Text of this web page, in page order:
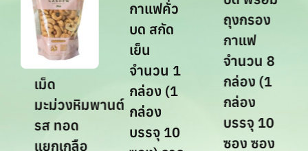
เม็ด
มะม่วงหิมพานต์
รส ทอด
กาแฟคั่ว
บด สกัด
เย็น
จำนวน 1
กล่อง (1
กล่อง
บรรจุ 10
บด พร้อม
ถุงกรอง
กาแฟ
จำนวน 8
กล่อง (1
กล่อง
บรรจุ 10